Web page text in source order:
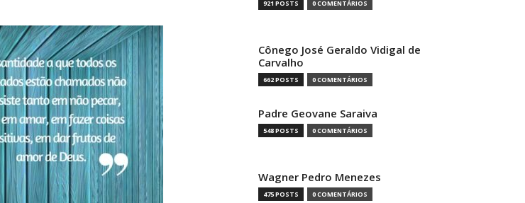
921 POSTS 0 COMENTÁRIOS
Cônego José Geraldo Vidigal de
Carvalho
662 POSTS 0 COMENTÁRIOS
Padre Geovane Saraiva
548 POSTS 0 COMENTÁRIOS
Wagner Pedro Menezes
475 POSTS 0 COMENTÁRIOS